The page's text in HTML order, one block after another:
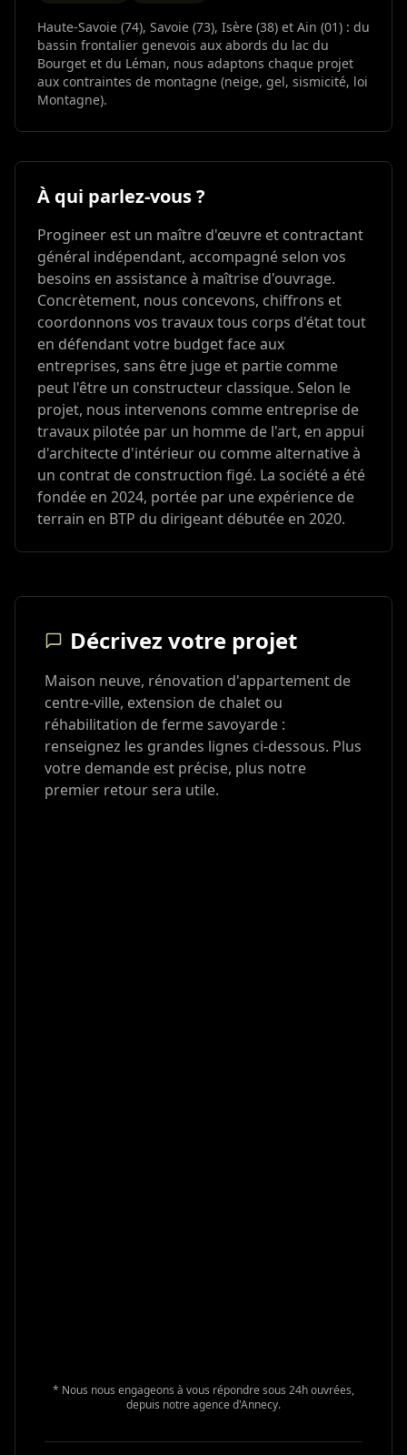
Haute-Savoie (74), Savoie (73), Isère (38) et Ain (01) : du
bassin frontalier genevois aux abords du lac du
Bourget et du Léman, nous adaptons chaque projet
aux contraintes de montagne (neige, gel, sismicité, loi
Montagne).
À qui parlez-vous ?
Progineer est un maître d'œuvre et contractant
général indépendant, accompagné selon vos
besoins en assistance à maîtrise d'ouvrage.
Concrètement, nous concevons, chiffrons et
coordonnons vos travaux tous corps d'état tout
en défendant votre budget face aux
entreprises, sans être juge et partie comme
peut l'être un constructeur classique. Selon le
projet, nous intervenons comme entreprise de
travaux pilotée par un homme de l'art, en appui
d'architecte d'intérieur ou comme alternative à
un contrat de construction figé. La société a été
fondée en 2024, portée par une expérience de
terrain en BTP du dirigeant débutée en 2020.
Décrivez votre projet
Maison neuve, rénovation d'appartement de
centre-ville, extension de chalet ou
réhabilitation de ferme savoyarde :
renseignez les grandes lignes ci-dessous. Plus
votre demande est précise, plus notre
premier retour sera utile.
* Nous nous engageons à vous répondre sous 24h ouvrées,
depuis notre agence d'Annecy.